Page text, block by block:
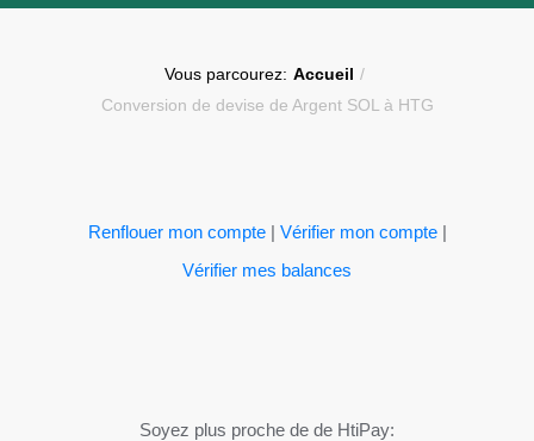
Vous parcourez: Accueil /
Conversion de devise de Argent SOL à HTG
Renflouer mon compte| Vérifier mon compte|
Vérifier mes balances
Soyez plus proche de de HtiPay: